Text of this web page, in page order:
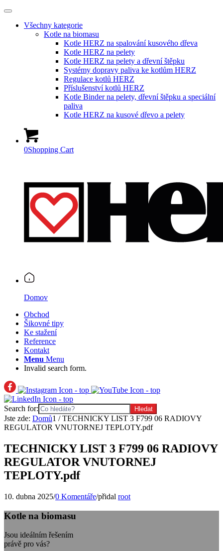
Všechny kategorie
Kotle na biomasu
Kotle HERZ na spalování kusového dřeva
Kotle HERZ na pelety
Kotle HERZ na pelety a dřevní štěpku
Systémy dopravy paliva ke kotlům HERZ
Regulace kotlů HERZ
Příslušenství kotlů HERZ
Kotle Binder na pelety, dřevní štěpku a speciální
paliva
Kotle HERZ na kusové dřevo a pelety
0Shopping Cart
Domov
Obchod
Šikovné tipy
Ke stažení
Reference
Kontakt
Menu Menu
Invalid search form.
Search for:
Jste zde: Domů1 / TECHNICKY LIST 3 F799 06 RADIOVY
REGULATOR VNUTORNEJ TEPLOTY.pdf
TECHNICKY LIST 3 F799 06 RADIOVY
REGULATOR VNUTORNEJ
TEPLOTY.pdf
10. dubna 2025/0 Komentáře/přidal root
Kotle na biomasu
Jsou ideálním řešením
právě pro vás?